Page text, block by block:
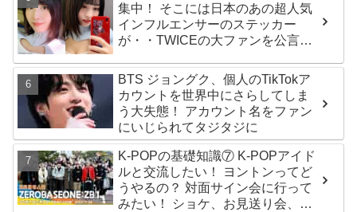
集中！ そこには日本のあの超人気
インフルエンサーのステッカー
が・・TWICEの大ファンを公言す
「成功したファン」だと話題沸騰
BTS ジョングク、個人のTikTokア
カウントを世界中にさらしてしま
う大失態！ アカウント名をファン
にいじられてタジタジに
K-POPの基礎知識⑦ K-POPアイド
ルと交流したい！ ヨントンってど
うやるの？ 対面サイン会に行って
みたい！ ショケ、お見送り会、握